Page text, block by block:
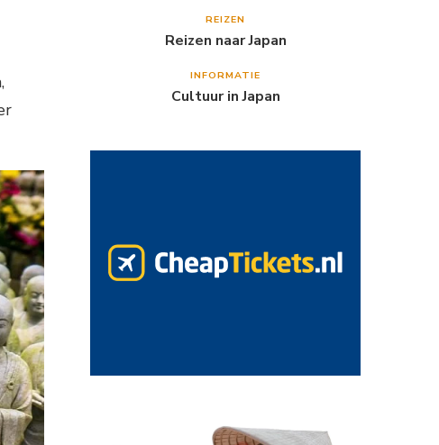
REIZEN
Reizen naar Japan
INFORMATIE
Cultuur in Japan